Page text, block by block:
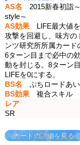
AS名 2015新春初詣
style～
AS効果 LIFE最大値
攻撃を回避し、味方の
ンツ研究所所属カード
6ターン目まで必中の
動を封じる。8ターン
LIFEを0にする。
BS名 ぷちロードあ
BS効果 複合スキル
レア
SR
カードの詳細を見る